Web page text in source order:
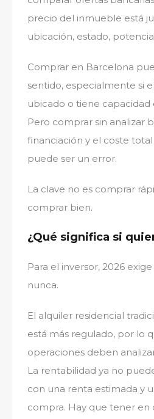
precio del inmueble está
ubicación, estado,
Comprar en Barcelona
sentido, especialmente si
ubicado o tiene capacidad
Pero comprar sin analizar
financiación y el coste
puede ser un error.
La clave no es comprar
comprar bien.
¿Qué significa si
Para el inversor, 2026
nunca.
El alquiler residencial
está más regulado, por lo
operaciones deben
La rentabilidad ya no
con una renta estimada y
compra. Hay que tener en